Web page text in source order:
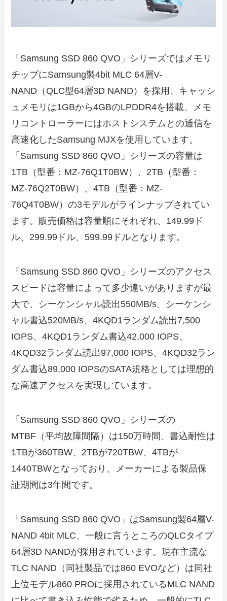
「Samsung SSD 860 QVO」シリーズではメモリ
チップにSamsung製4bit MLC 64層V-
NAND（QLC型64層3D NAND）を採用、キャッシ
ュメモリは1GBから4GBのLPDDR4を搭載、メモ
リコントローラーにはホストシステムとの通信を
高速化したSamsung MJXを使用しています。
「Samsung SSD 860 QVO」シリーズの容量は
1TB（型番：MZ-76Q1T0BW）、2TB（型番：
MZ-76Q2T0BW）、4TB（型番：MZ-
76Q4T0BW）の3モデルがラインナップされてい
ます。販売価格は容量順にそれぞれ、149.99ド
ル、299.99ドル、599.99ドルとなります。
「Samsung SSD 860 QVO」シリーズのアクセス
スピードは容量によって多少違いがありますが最
大で、シーケンシャル読出550MB/s、シーケンシ
ャル書込520MB/s、4KQD1ランダム読出7,500
IOPS、4KQD1ランダム書込42,000 IOPS、
4KQD32ランダム読出97,000 IOPS、4KQD32ラン
ダム書込89,000 IOPSのSATA規格としては理想的
な高速アクセスを実現しています。
「Samsung SSD 860 QVO」シリーズの
MTBF（平均故障間隔）は150万時間、書込耐性は
1TBが360TBW、2TBが720TBW、4TBが
1440TBWとなっており、メーカーによる製品保
証期間は3年間です。
「Samsung SSD 860 QVO」はSamsung製64層V-
NAND 4bit MLC、一般に言うところのQLCタイプ
64層3D NANDが採用されています。現在主流な
TLC NAND（同社製品では860 EVOなど）は同社
上位モデル860 PROに採用されているMLC NAND